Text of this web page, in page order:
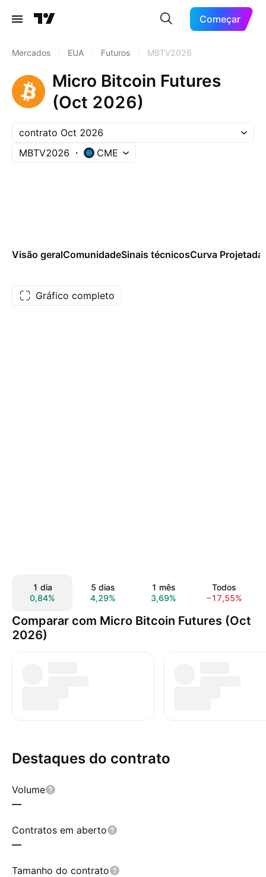
Começar
Mercados EUA Futuros MBTV2026
Micro Bitcoin Futures
(Oct 2026)
contrato Oct 2026
MBTV2026
CME
Visão geralComunidadeSinais técnicosCurva Projetada
Gráfico completo
1 dia
0,84%
5 dias
4,29%
1 mês
3,69%
Todos
−17,55%
Comparar com Micro Bitcoin Futures (Oct
2026)
Destaques do contrato
Volume
—
Contratos em aberto
—
Tamanho do contrato